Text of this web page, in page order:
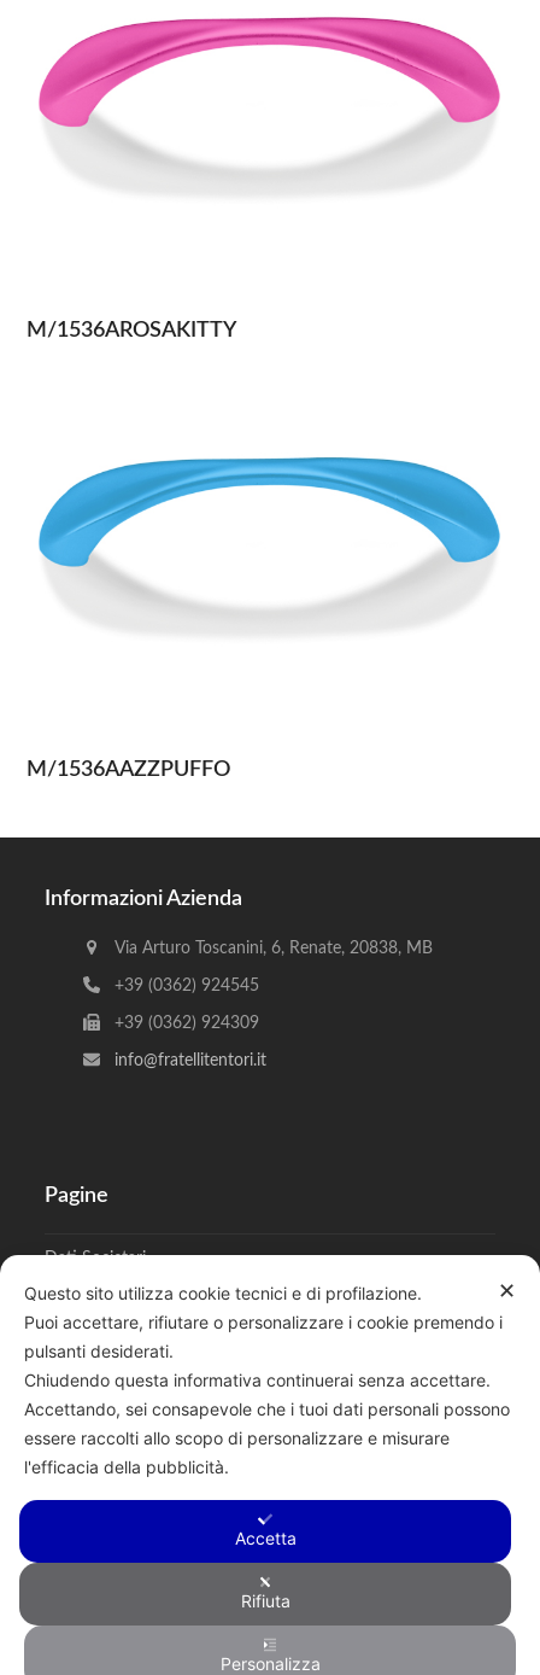
M/1536AROSAKITTY
M/1536AAZZPUFFO
Informazioni Azienda
Via Arturo Toscanini, 6, Renate, 20838, MB
+39 (0362) 924545
+39 (0362) 924309
info@fratellitentori.it
Pagine
Dati Societari
Regolamento Privacy
Copyright © 2026 F.lli Tentori di Enrico Tentori & C. SAS - Via A.
✕
Questo sito utilizza cookie tecnici e di profilazione.
Puoi accettare, rifiutare o personalizzare i cookie premendo i
pulsanti desiderati.
Chiudendo questa informativa continuerai senza accettare.
Accettando, sei consapevole che i tuoi dati personali possono
essere raccolti allo scopo di personalizzare e misurare
l'efficacia della pubblicità.
Accetta
Rifiuta
Personalizza